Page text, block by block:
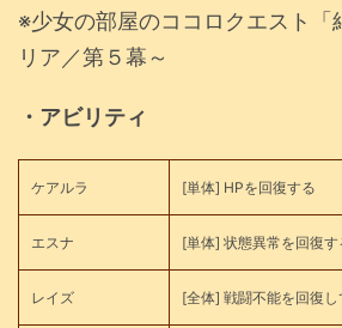
※少女の部屋のココロクエスト「
リア／第５幕～
・アビリティ
ケアルラ [単体] HPを回復する
エスナ [単体] 状態異常を回復す
レイズ [全体] 戦闘不能を回復